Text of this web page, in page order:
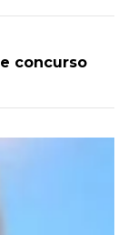
concurso